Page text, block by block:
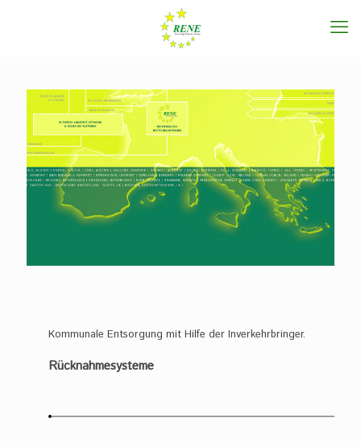
Kommunale Entsorgung mit Hilfe der Inverkehrbringer.
Rücknahmesysteme